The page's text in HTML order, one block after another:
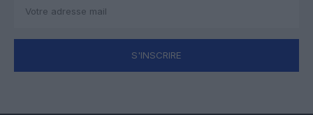
S'INSCRIRE